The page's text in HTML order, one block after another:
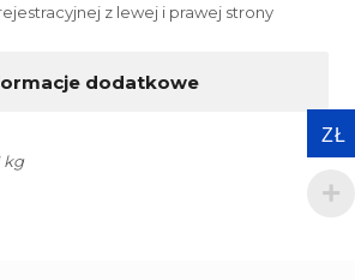
z lewej i prawej strony
dodatkowe
kg
ZŁ